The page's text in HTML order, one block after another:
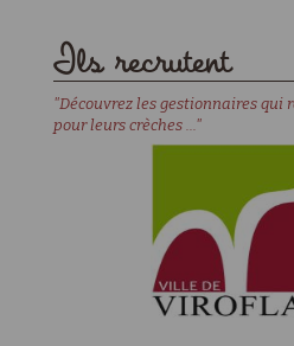
Ils recrutent
"Découvrez les gestionnaires
pour leurs crèches ..."